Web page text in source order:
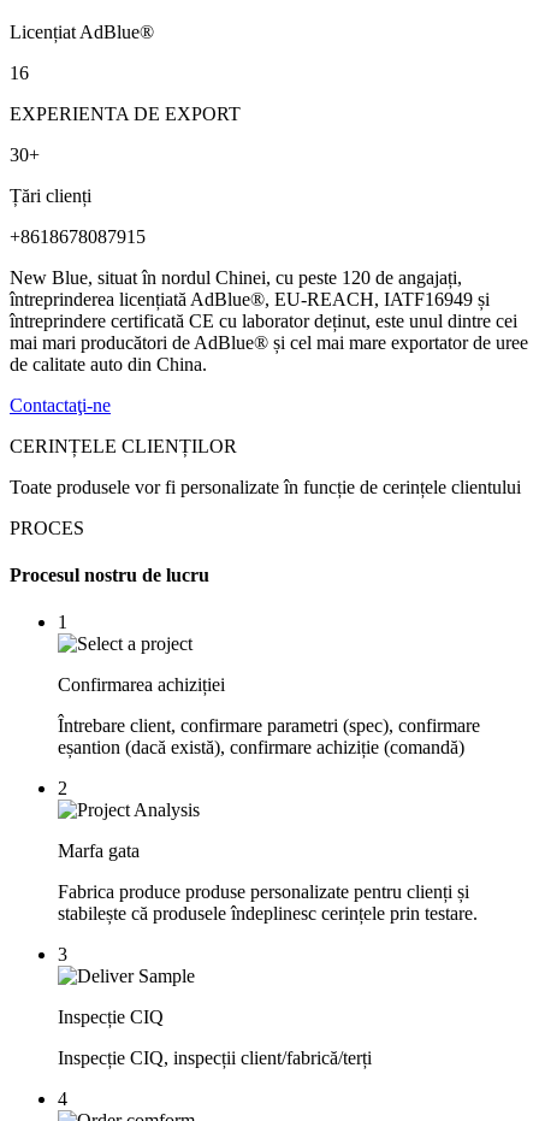
Licențiat AdBlue®
16
EXPERIENTA DE EXPORT
30+
Țări clienți
+8618678087915
New Blue, situat în nordul Chinei, cu peste 120 de angajați,
întreprinderea licențiată AdBlue®, EU-REACH, IATF16949 și
întreprindere certificată CE cu laborator deținut, este unul dintre cei
mai mari producători de AdBlue® și cel mai mare exportator de uree
de calitate auto din China.
Contactaţi-ne
CERINȚELE CLIENȚILOR
Toate produsele vor fi personalizate în funcție de cerințele clientului
PROCES
Procesul nostru de lucru
1
Confirmarea achiziției
Întrebare client, confirmare parametri (spec), confirmare
eșantion (dacă există), confirmare achiziție (comandă)
2
Marfa gata
Fabrica produce produse personalizate pentru clienți și
stabilește că produsele îndeplinesc cerințele prin testare.
3
Inspecție CIQ
Inspecție CIQ, inspecții client/fabrică/terți
4